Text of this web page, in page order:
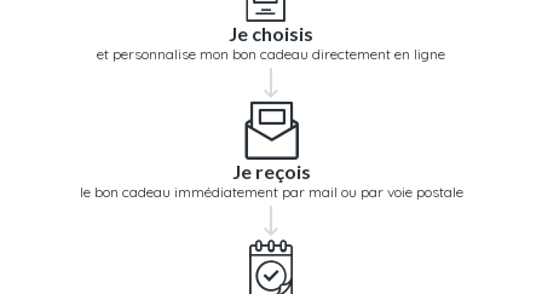
Je choisis
et personnalise mon bon cadeau directement en ligne
Je reçois
le bon cadeau immédiatement par mail ou par voie postale